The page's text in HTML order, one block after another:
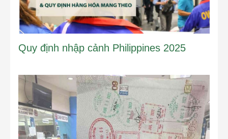
Quy định nhập cảnh Philippines 2025